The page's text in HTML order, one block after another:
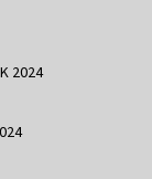
2024